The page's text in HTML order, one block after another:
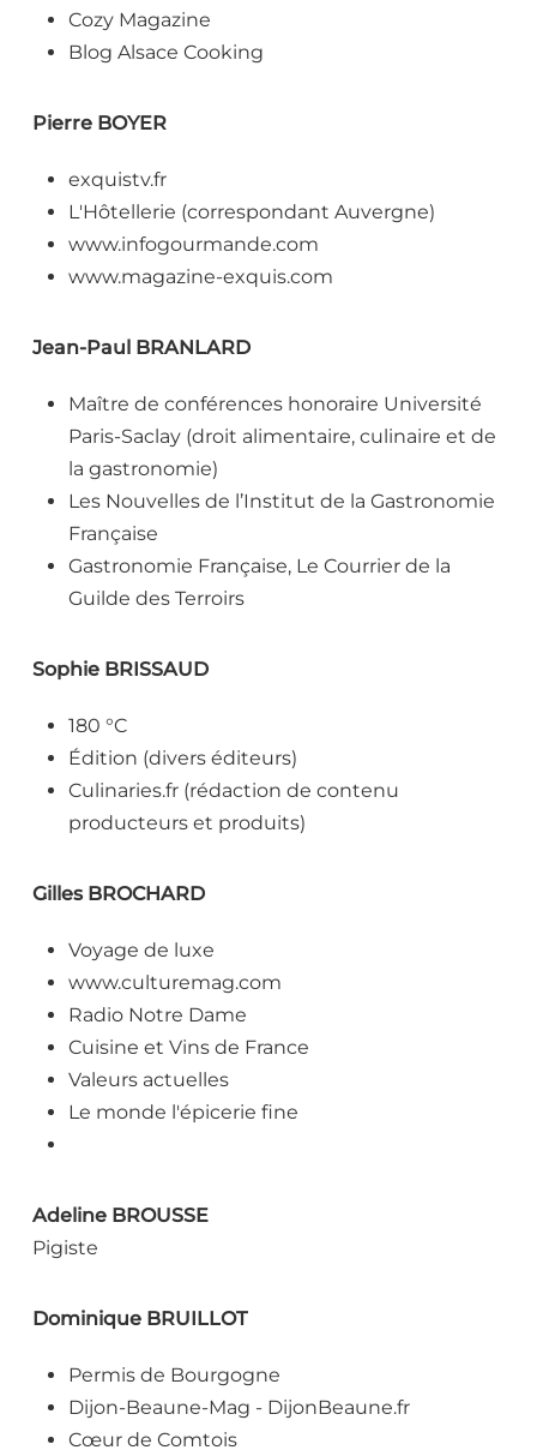
Cozy Magazine
Blog Alsace Cooking
Pierre BOYER
exquistv.fr
L'Hôtellerie (correspondant Auvergne)
www.infogourmande.com
www.magazine-exquis.com
Jean-Paul BRANLARD
Maître de conférences honoraire Université
Paris-Saclay (droit alimentaire, culinaire et de
la gastronomie)
Les Nouvelles de l’Institut de la Gastronomie
Française
Gastronomie Française, Le Courrier de la
Guilde des Terroirs
Sophie BRISSAUD
180 °C
Édition (divers éditeurs)
Culinaries.fr (rédaction de contenu
producteurs et produits)
Gilles BROCHARD
Voyage de luxe
www.culturemag.com
Radio Notre Dame
Cuisine et Vins de France
Valeurs actuelles
Le monde l'épicerie fine
Adeline BROUSSE
Pigiste
Dominique BRUILLOT
Permis de Bourgogne
Dijon-Beaune-Mag - DijonBeaune.fr
Cœur de Comtois